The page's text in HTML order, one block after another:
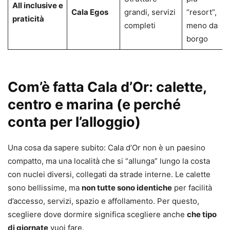
All inclusive e
praticità
Cala Egos
grandi, servizi
completi
“resort”,
meno da
borgo
Com’è fatta Cala d’Or: calette,
centro e marina (e perché
conta per l’alloggio)
Una cosa da sapere subito: Cala d’Or non è un paesino
compatto, ma una località che si “allunga” lungo la costa
con nuclei diversi, collegati da strade interne. Le calette
sono bellissime, ma non tutte sono identiche per facilità
d’accesso, servizi, spazio e affollamento. Per questo,
scegliere dove dormire significa scegliere anche che tipo
di giornate vuoi fare.